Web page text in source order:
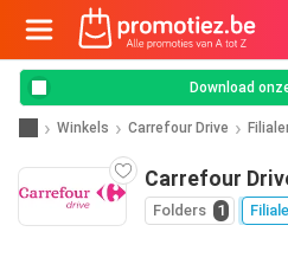
Download
Winkels Carrefour Drive
Carrefour
Folders 1